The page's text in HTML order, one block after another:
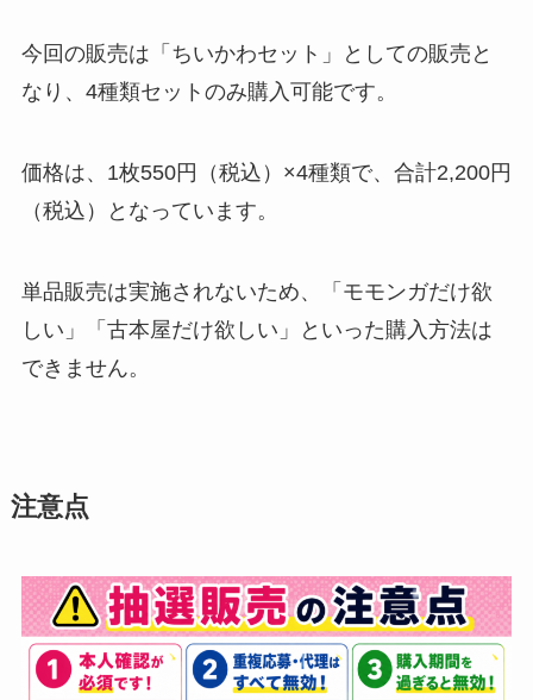
今回の販売は「ちいかわセット」としての販売と
なり、4種類セットのみ購入可能です。
価格は、1枚550円（税込）×4種類で、合計2,200円
（税込）となっています。
単品販売は実施されないため、「モモンガだけ欲
しい」「古本屋だけ欲しい」といった購入方法は
できません。
注意点